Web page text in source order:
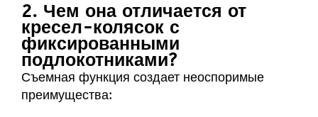
2. Чем она отличается от
кресел-колясок с
фиксированными
подлокотниками?
Съемная функция создает неоспоримые
преимущества: